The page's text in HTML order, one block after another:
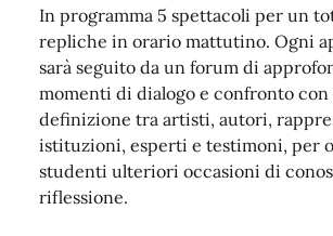
In programma 5 spettacoli per un
repliche in orario mattutino. Ogni
sarà seguito da un forum di
momenti di dialogo e confronto
definizione tra artisti, autori,
istituzioni, esperti e testimoni, per
studenti ulteriori occasioni di
riflessione.